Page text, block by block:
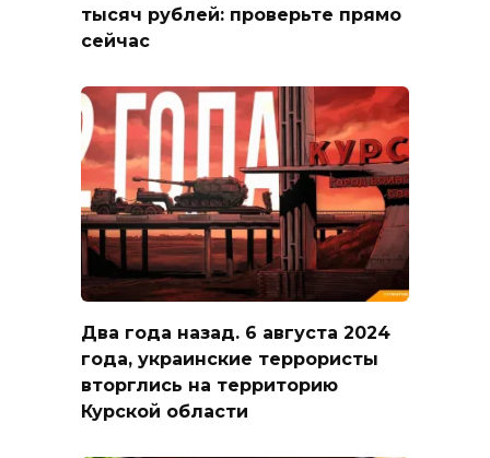
тысяч рублей: проверьте прямо
сейчас
Два года назад. 6 августа 2024
года, украинские террористы
вторглись на территорию
Курской области